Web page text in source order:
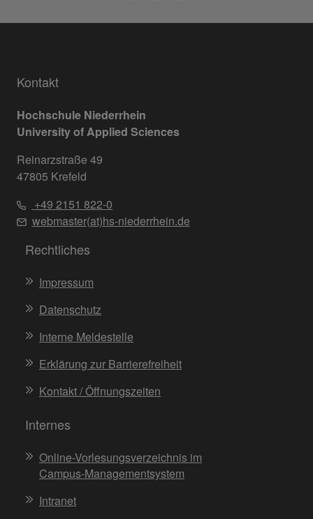
Kontakt
Hochschule Niederrhein
University of Applied Sciences
Reinarzstraße 49
47805 Krefeld
+49 2151 822-0
webmaster(at)hs-niederrhein.de
Rechtliches
Impressum
Datenschutz
Interne Meldestelle
Erklärung zur Barrierefreiheit
Kontakt / Öffnungszeiten
Internes
Online-Vorlesungsverzeichnis im
Campus-Managementsystem
Intranet